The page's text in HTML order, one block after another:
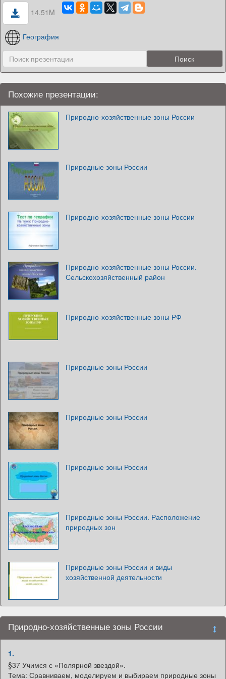
14.51M
География
Похожие презентации:
Природно-хозяйственные зоны России
Природные зоны России
Природно-хозяйственные зоны России
Природно-хозяйственные зоны России.
Сельскохозяйственный район
Природно-хозяйственные зоны РФ
Природные зоны России
Природные зоны России
Природные зоны России
Природные зоны России. Расположение
природных зон
Природные зоны России и виды
хозяйственной деятельности
Природно-хозяйственные зоны России
1.
§37 Учимся с «Полярной звездой».
Тема: Сравниваем, моделируем и выбираем природные зоны